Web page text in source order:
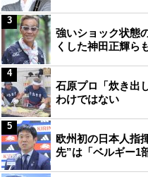
強いショック状態
くした神田正輝ら
3
石原プロ「炊き出
わけではない
4
欧州初の日本人指
先”は「ベルギー1
5